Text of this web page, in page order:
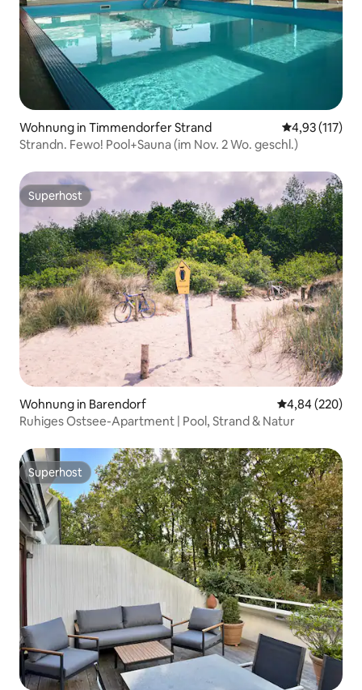
Wohnung in Timmendorfer Strand
4,93 (117)
Strandn. Fewo! Pool+Sauna (im Nov. 2 Wo. geschl.)
Superhost
Superhost
Wohnung in Barendorf
4,84 (220)
Ruhiges Ostsee-Apartment | Pool, Strand & Natur
Superhost
Superhost